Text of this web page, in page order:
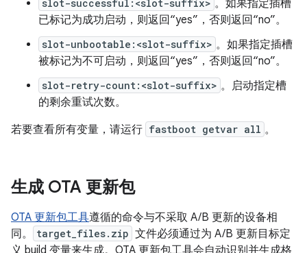
slot-successful:<slot-suffix> 。如果指定插槽
已标记为成功启动，则返回“yes”，否则返回“no”。
slot-unbootable:<slot-suffix> 。如果指定插槽
被标记为不可启动，则返回“yes”，否则返回“no”。
slot-retry-count:<slot-suffix> 。启动指定槽
的剩余重试次数。
若要查看所有变量，请运行 fastboot getvar all 。
生成 OTA 更新包
OTA 更新包工具遵循的命令与不采取 A/B 更新的设备相
同。
target_files.zip 文件必须通过为 A/B 更新目标定
义 build 变量来生成。OTA 更新包工具会自动识别并生成格